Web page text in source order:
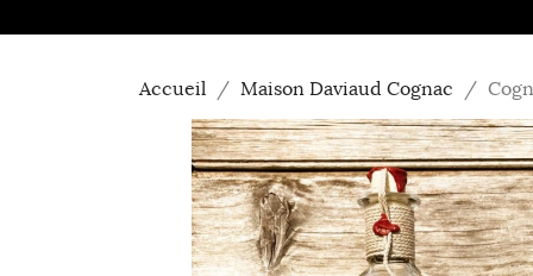
Accueil Maison Daviaud Cognac